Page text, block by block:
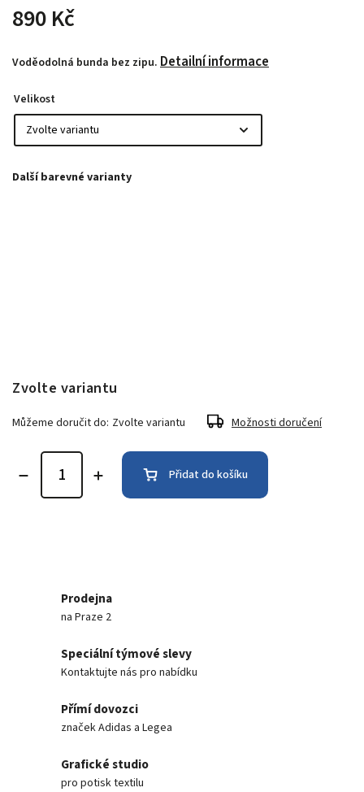
890 Kč
Voděodolná bunda bez zipu. Detailní informace
Velikost
Zvolte variantu
Můžeme doručit do: Zvolte variantu Možnosti doručení
Přidat do košíku
Prodejna
na Praze 2
Speciální týmové slevy
Kontaktujte nás pro nabídku
Přímí dovozci
značek Adidas a Legea
Grafické studio
pro potisk textilu